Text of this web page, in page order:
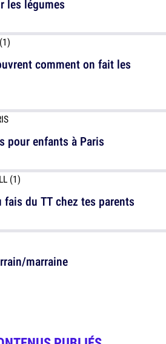
les légumes
pour enfants à Paris
marraine
comment on fait les
du TT chez tes parents